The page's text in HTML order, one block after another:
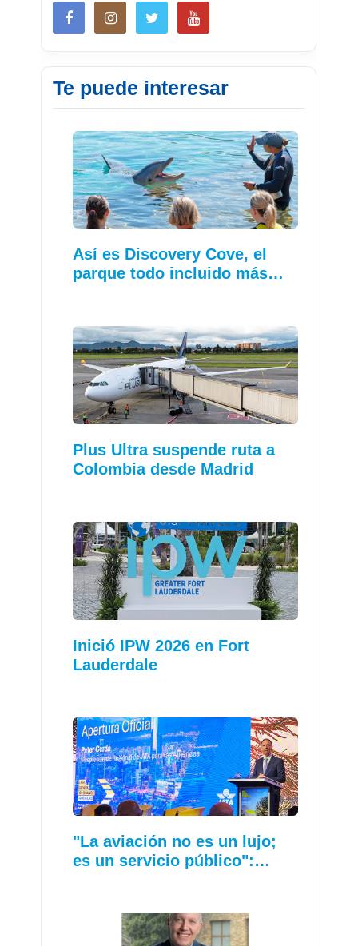
Te puede interesar
Así es Discovery Cove, el
parque todo incluido más…
Plus Ultra suspende ruta a
Colombia desde Madrid
Inició IPW 2026 en Fort
Lauderdale
"La aviación no es un lujo;
es un servicio público":…